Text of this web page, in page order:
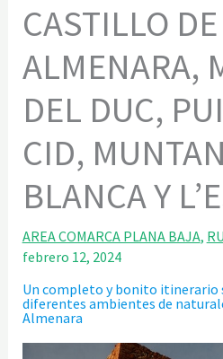
CASTILLO DE
ALMENARA,
DEL DUC,
CID,
BLANCA Y
AREA COMARCA PLANA BAJA,
febrero 12, 2024
Un completo y bonito itinerario
diferentes ambientes de
Almenara